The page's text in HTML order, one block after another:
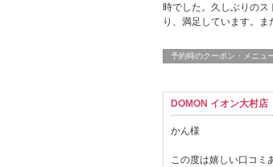
時でした。久しぶりのス
り、満足しています。
予約時のクーポン・メニュ
DOMON イオン大村店
かん様
この度は嬉しい口コミ